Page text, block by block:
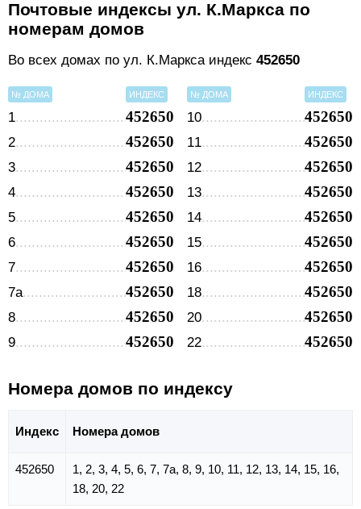
Почтовые индексы ул. К.Маркса по
номерам домов
Во всех домах по ул. К.Маркса индекс 452650
№ ДОМА ИНДЕКС
1 452650
2 452650
3 452650
4 452650
5 452650
6 452650
7 452650
7а 452650
8 452650
9 452650
№ ДОМА ИНДЕКС
10 452650
11 452650
12 452650
13 452650
14 452650
15 452650
16 452650
18 452650
20 452650
22 452650
Номера домов по индексу
Индекс Номера домов
452650
1, 2, 3, 4, 5, 6, 7, 7а, 8, 9, 10, 11, 12, 13, 14, 15, 16,
18, 20, 22